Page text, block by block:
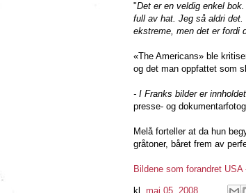
"Det er en veldig enkel
full av hat. Jeg så aldri
ekstreme, men det er fordi
«The Americans» ble
og det man oppfattet som
- I Franks bilder er
presse- og
Melå forteller at da hun
gråtoner, båret frem av
Bildene som forandret USA
kl. mai 05, 2008